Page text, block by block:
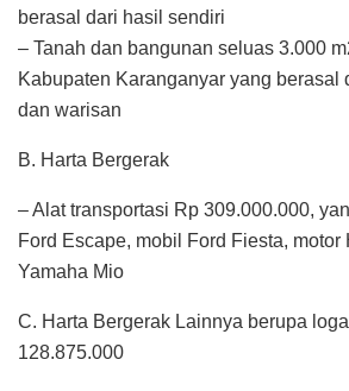
berasal dari hasil sendiri
– Tanah dan bangunan seluas 3.000
Kabupaten Karanganyar yang berasal
dan warisan
B. Harta Bergerak
– Alat transportasi Rp 309.000.000,
Ford Escape, mobil Ford Fiesta, motor
Yamaha Mio
C. Harta Bergerak Lainnya berupa
128.875.000